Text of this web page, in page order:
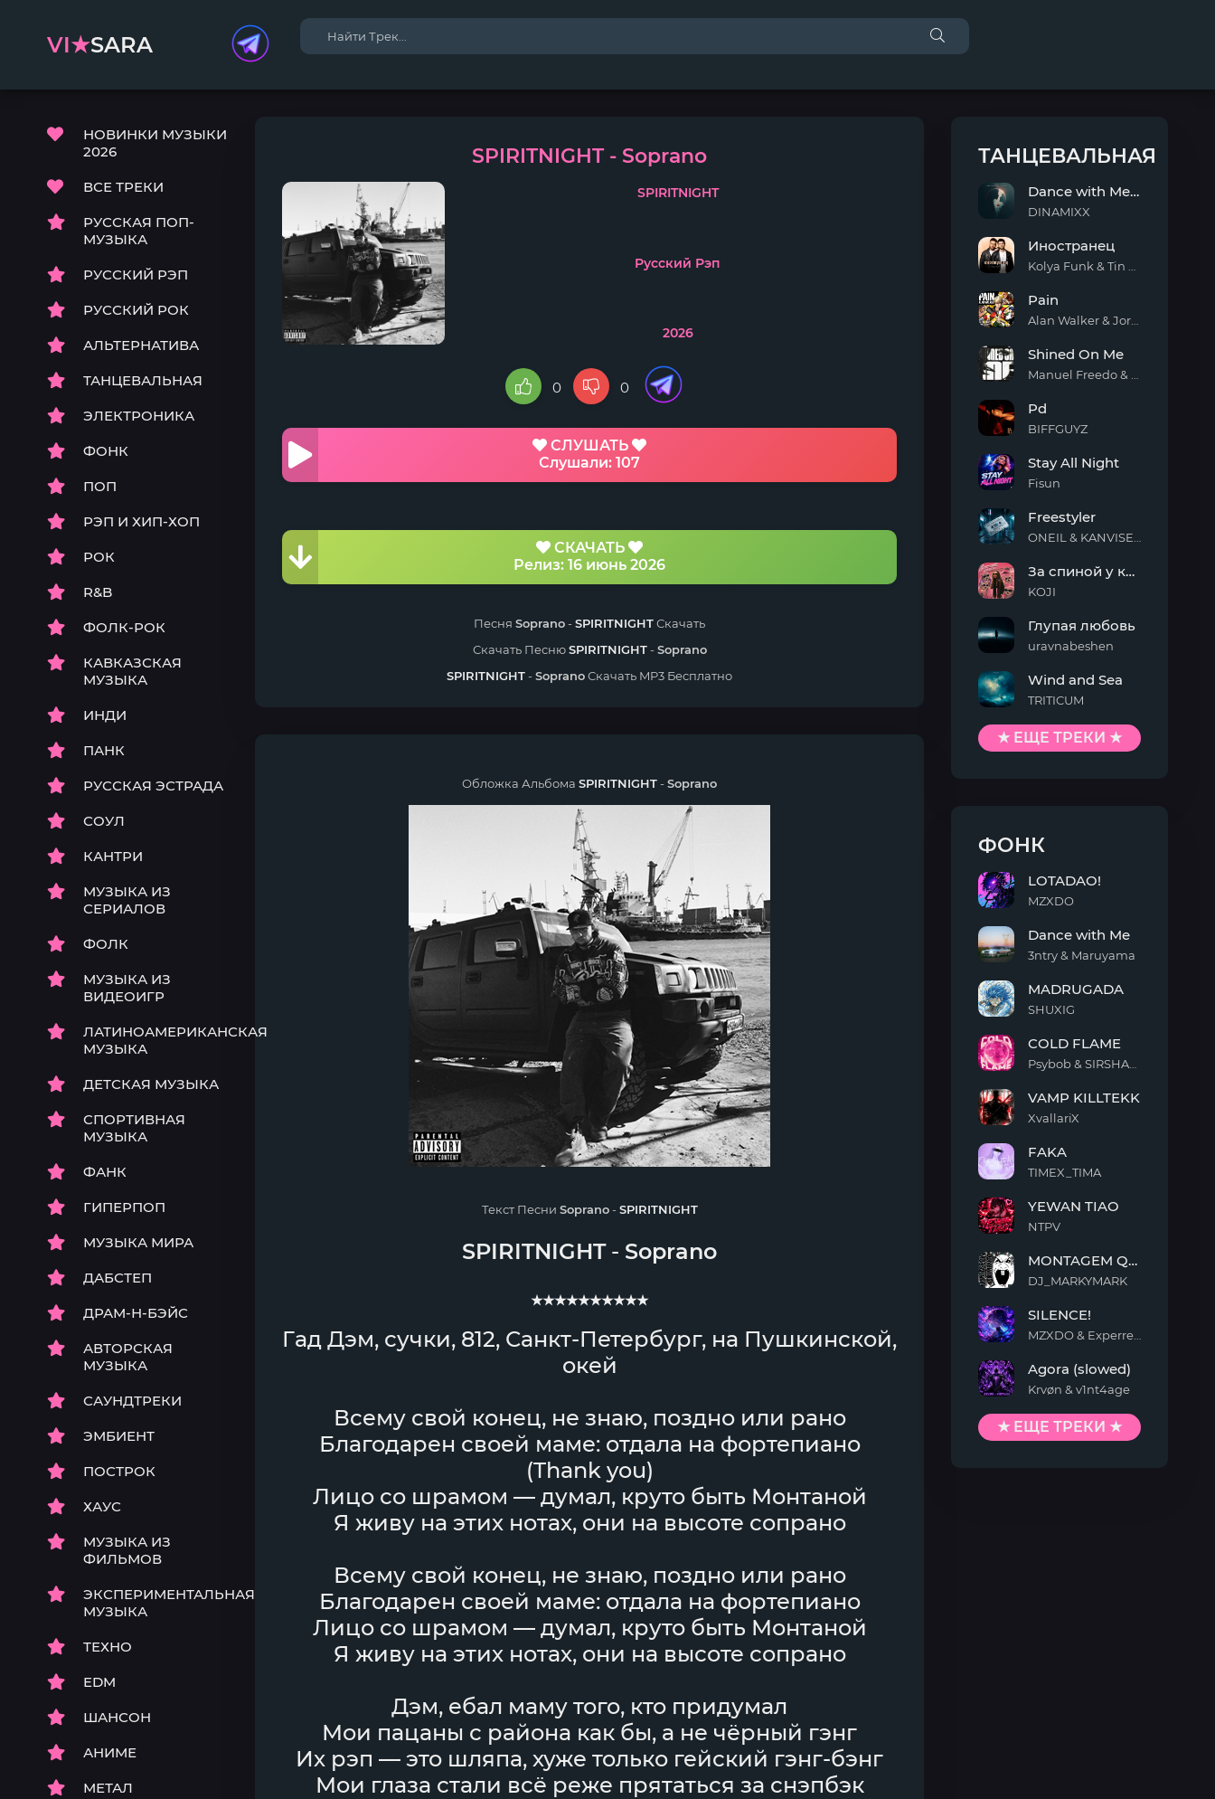
VI★SARA
НОВИНКИ МУЗЫКИ
2026
ВСЕ ТРЕКИ
РУССКАЯ ПОП-
МУЗЫКА
РУССКИЙ РЭП
РУССКИЙ РОК
АЛЬТЕРНАТИВА
ТАНЦЕВАЛЬНАЯ
ЭЛЕКТРОНИКА
ФОНК
ПОП
РЭП И ХИП-ХОП
РОК
R&B
ФОЛК-РОК
КАВКАЗСКАЯ
МУЗЫКА
ИНДИ
ПАНК
РУССКАЯ ЭСТРАДА
СОУЛ
КАНТРИ
МУЗЫКА ИЗ
СЕРИАЛОВ
ФОЛК
МУЗЫКА ИЗ
ВИДЕОИГР
ЛАТИНОАМЕРИКАНСКАЯ
МУЗЫКА
ДЕТСКАЯ МУЗЫКА
СПОРТИВНАЯ
МУЗЫКА
ФАНК
ГИПЕРПОП
МУЗЫКА МИРА
ДАБСТЕП
ДРАМ-Н-БЭЙС
АВТОРСКАЯ
МУЗЫКА
САУНДТРЕКИ
ЭМБИЕНТ
ПОСТРОК
ХАУС
МУЗЫКА ИЗ
ФИЛЬМОВ
ЭКСПЕРИМЕНТАЛЬНАЯ
МУЗЫКА
ТЕХНО
EDM
ШАНСОН
АНИМЕ
МЕТАЛ
SPIRITNIGHT - Soprano
SPIRITNIGHT
Русский Рэп
2026
0 0
СЛУШАТЬ
Слушали: 107
СКАЧАТЬ
Релиз: 16 июнь 2026
Песня Soprano-SPIRITNIGHTСкачать
Скачать ПеснюSPIRITNIGHT-Soprano
SPIRITNIGHT-SopranoСкачать MP3 Бесплатно
Обложка Альбома SPIRITNIGHT-Soprano
Текст Песни Soprano-SPIRITNIGHT
SPIRITNIGHT- Soprano
★★★★★★★★★★
Гад Дэм, сучки, 812, Санкт-Петербург, на Пушкинской,
окей
Всему свой конец, не знаю, поздно или рано
Благодарен своей маме: отдала на фортепиано
(Thank you)
Лицо со шрамом — думал, круто быть Монтаной
Я живу на этих нотах, они на высоте сопрано
Всему свой конец, не знаю, поздно или рано
Благодарен своей маме: отдала на фортепиано
Лицо со шрамом — думал, круто быть Монтаной
Я живу на этих нотах, они на высоте сопрано
Дэм, ебал маму того, кто придумал
Мои пацаны с района как бы, а не чёрный гэнг
Их рэп — это шляпа, хуже только гейский гэнг-бэнг
Мои глаза стали всё реже прятаться за снэпбэк
ТАНЦЕВАЛЬНАЯ
with
Me
Dance with Me Tonight
DINAMIXX
Иностранец
Pain
On
Me
Shined On Me
Pd
BIFFGUYZ
All
Night
Stay All Night
Fisun
Freestyler
спиной
у
За спиной у кисы
KOJI
любовь
Глупая любовь
uravnabeshen
and
Sea
Wind and Sea
TRITICUM
★ ЕЩЕ ТРЕКИ ★
ФОНК
LOTADAO!
MZXDO
with
Me
Dance with Me
3ntry & Maruyama
MADRUGADA
SHUXIG
FLAME
COLD FLAME
KILLTEKK
VAMP KILLTEKK
XvallariX
FAKA
TIMEX_TIMA
TIAO
YEWAN TIAO
NTPV
QUIMENTO
MONTAGEM QUIMENTO
DJ_MARKYMARK
SILENCE!
(slowed)
Agora (slowed)
Krvøn & v1nt4age
★ ЕЩЕ ТРЕКИ ★